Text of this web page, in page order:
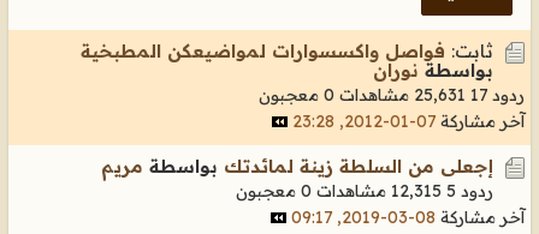
ثابت: فواصل واكسسوارات لمواضيعكن المطبخية
بواسطة نوران
ردود 17 25,631 مشاهدات
0 معجبون
آخر مشاركة 07-01-2012, 23:28
إجعلى من السلطة زينة لمائدتك بواسطة مريم
ردود 5 12,315 مشاهدات
0 معجبون
آخر مشاركة 08-03-2019, 09:17